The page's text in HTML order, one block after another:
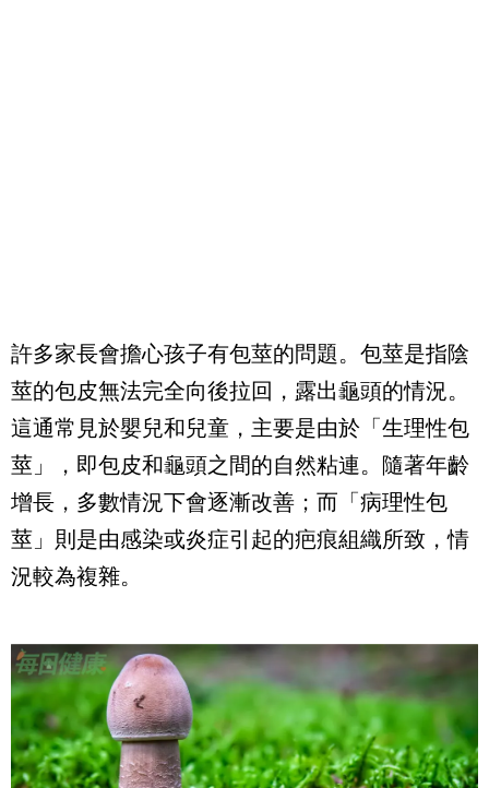
許多家長會擔心孩子有包莖的問題。包莖是指陰
莖的包皮無法完全向後拉回，露出龜頭的情況。
這通常見於嬰兒和兒童，主要是由於「生理性包
莖」，即包皮和龜頭之間的自然粘連。隨著年齡
增長，多數情況下會逐漸改善；而「病理性包
莖」則是由感染或炎症引起的疤痕組織所致，情
況較為複雜。